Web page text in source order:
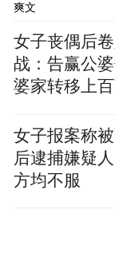
爽文
女子丧偶后
战：告赢公
婆家转移上
女子报案称
后逮捕嫌疑
方均不服